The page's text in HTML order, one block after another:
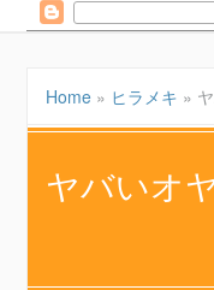
Home » ヒラメキ »
ヤバいオ